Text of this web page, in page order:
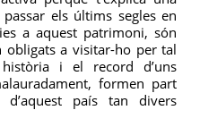
els últims segles en
a aquest patrimoni, són
obligats a visitar-ho per tal
i el record d’uns
formen part
país tan divers